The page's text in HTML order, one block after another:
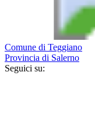
Comune di Teggiano
Provincia di Salerno
Seguici su: